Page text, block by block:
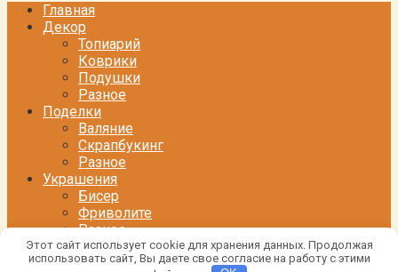
Главная
Декор
Топиарий
Коврики
Подушки
Разное
Поделки
Валяние
Скрапбукинг
Разное
Украшения
Бисер
Фриволите
Разное
Подарки
Этот сайт использует cookie для хранения данных. Продолжая
использовать сайт, Вы даете свое согласие на работу с этими